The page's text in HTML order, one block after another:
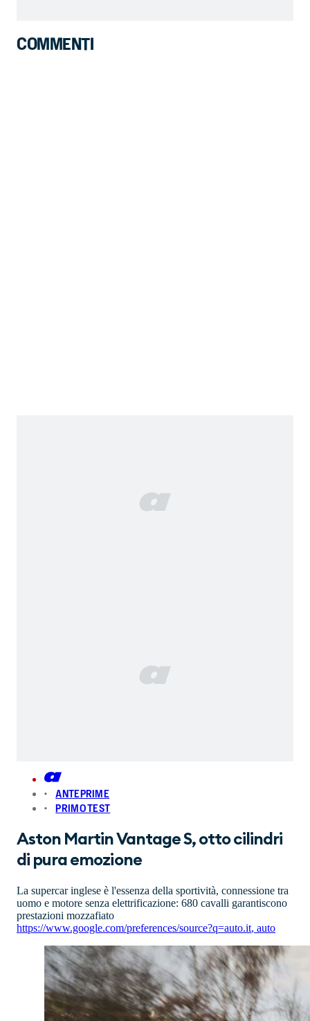
COMMENTI
ANTEPRIME
PRIMO TEST
Aston Martin Vantage S, otto cilindri
di pura emozione
La supercar inglese è l'essenza della sportività, connessione tra
uomo e motore senza elettrificazione: 680 cavalli garantiscono
prestazioni mozzafiato
https://www.google.com/preferences/source?q=auto.it, auto